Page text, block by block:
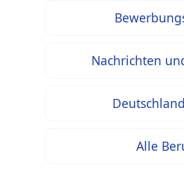
Nachrichten
Alle